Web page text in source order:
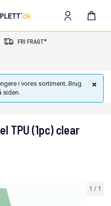
FRI FRAGT*
i vores sortiment. Brug
siden.
1 / 1
TPU (1pc) clear